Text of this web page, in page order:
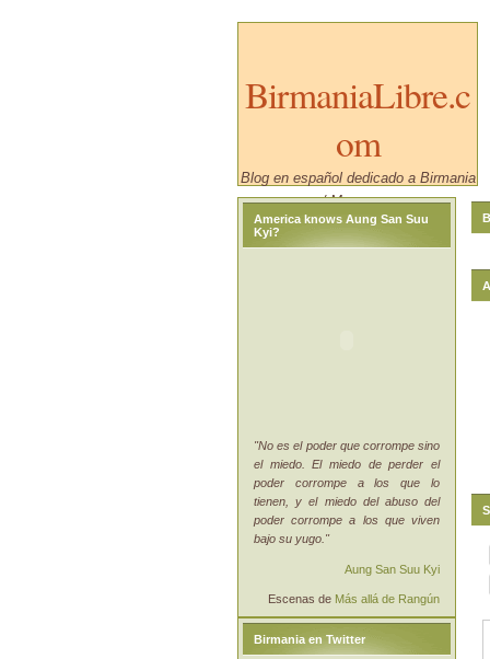
BirmaniaLibre.c
om
Blog en español dedicado a Birmania
/ Myanmar.
America knows Aung San Suu
Kyi?
"No es el poder que corrompe sino
el miedo. El miedo de perder el
poder corrompe a los que lo
tienen, y el miedo del abuso del
poder corrompe a los que viven
bajo su yugo."
Aung San Suu Kyi
Escenas de Más allá de Rangún
Birmania en Twitter